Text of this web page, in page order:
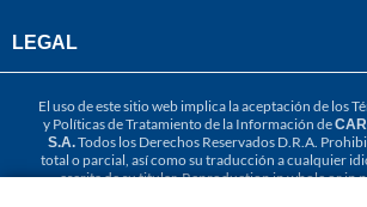
LEGAL
El uso de este sitio web implica la aceptación de los
y Políticas de Tratamiento de la Información de
S.A.Todos los Derechos Reservados D.R.A.
total o parcial, así como su traducción a cualquier
escrita de su titular. Reproduction in whole or in